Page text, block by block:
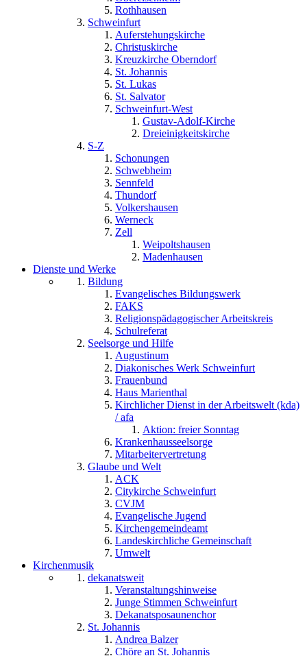
Rothhausen
Schweinfurt
Auferstehungskirche
Christuskirche
Kreuzkirche Oberndorf
St. Johannis
St. Lukas
St. Salvator
Schweinfurt-West
Gustav-Adolf-Kirche
Dreieinigkeitskirche
S-Z
Schonungen
Schwebheim
Sennfeld
Thundorf
Volkershausen
Werneck
Zell
Weipoltshausen
Madenhausen
Dienste und Werke
Bildung
Evangelisches Bildungswerk
FAKS
Religionspädagogischer Arbeitskreis
Schulreferat
Seelsorge und Hilfe
Augustinum
Diakonisches Werk Schweinfurt
Frauenbund
Haus Marienthal
Kirchlicher Dienst in der Arbeitswelt (kda)
/ afa
Aktion: freier Sonntag
Krankenhausseelsorge
Mitarbeitervertretung
Glaube und Welt
ACK
Citykirche Schweinfurt
CVJM
Evangelische Jugend
Kirchengemeindeamt
Landeskirchliche Gemeinschaft
Umwelt
Kirchenmusik
dekanatsweit
Veranstaltungshinweise
Junge Stimmen Schweinfurt
Dekanatsposaunenchor
St. Johannis
Andrea Balzer
Chöre an St. Johannis